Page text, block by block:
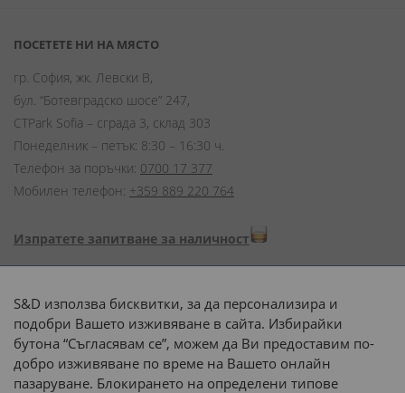
ПОСЕТЕТЕ НИ НА МЯСТО
гр. София, жк. Левски В,
бул. “Ботевградско шосе” 247,
CTPark Sofia – сграда 3, склад 303
Понеделник – петък: 8:30 – 16:30 ч.
Телефон за поръчки: 0700 17 377
Мобилен телефон: +359 889 220 764
Изпратете запитване за наличност
Начини на плащане:
S&D използва бисквитки, за да персонализира и
подобри Вашето изживяване в сайта. Избирайки
бутона “Съгласявам се”, можем да Ви предоставим по-
добро изживяване по време на Вашето онлайн
пазаруване. Блокирането на определени типове